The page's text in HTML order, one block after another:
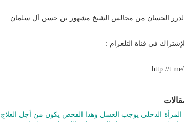
الحسان من مجالس الشيخ مشهور بن حسن آل سلمان.
في قناة التلغرام :
http://
الدخلي يوجب الغسل وهذا الفحص يكون من أجل العلاج